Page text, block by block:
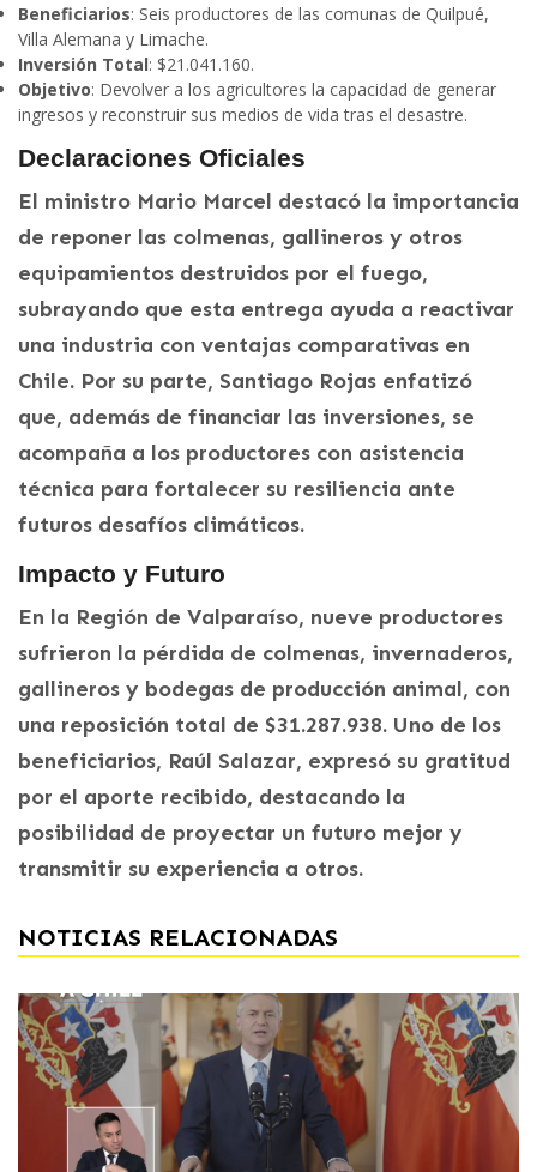
Beneficiarios: Seis productores de las comunas de Quilpué,
Villa Alemana y Limache.
Inversión Total: $21.041.160.
Objetivo: Devolver a los agricultores la capacidad de generar
ingresos y reconstruir sus medios de vida tras el desastre.
Declaraciones Oficiales
El ministro Mario Marcel destacó la importancia
de reponer las colmenas, gallineros y otros
equipamientos destruidos por el fuego,
subrayando que esta entrega ayuda a reactivar
una industria con ventajas comparativas en
Chile. Por su parte, Santiago Rojas enfatizó
que, además de financiar las inversiones, se
acompaña a los productores con asistencia
técnica para fortalecer su resiliencia ante
futuros desafíos climáticos.
Impacto y Futuro
En la Región de Valparaíso, nueve productores
sufrieron la pérdida de colmenas, invernaderos,
gallineros y bodegas de producción animal, con
una reposición total de $31.287.938. Uno de los
beneficiarios, Raúl Salazar, expresó su gratitud
por el aporte recibido, destacando la
posibilidad de proyectar un futuro mejor y
transmitir su experiencia a otros.
NOTICIAS RELACIONADAS